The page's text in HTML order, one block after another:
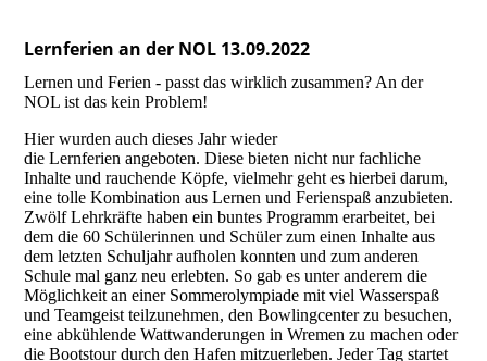
Lernferien an der NOL 13.09.2022
Lernen und Ferien - passt das wirklich zusammen? An der
NOL ist das kein Problem!
Hier wurden auch dieses Jahr wieder
die Lernferien angeboten. Diese bieten nicht nur fachliche
Inhalte und rauchende Köpfe, vielmehr geht es hierbei darum,
eine tolle Kombination aus Lernen und Ferienspaß anzubieten.
Zwölf Lehrkräfte haben ein buntes Programm erarbeitet, bei
dem die 60 Schülerinnen und Schüler zum einen Inhalte aus
dem letzten Schuljahr aufholen konnten und zum anderen
Schule mal ganz neu erlebten. So gab es unter anderem die
Möglichkeit an einer Sommerolympiade mit viel Wasserspaß
und Teamgeist teilzunehmen, den Bowlingcenter zu besuchen,
eine abkühlende Wattwanderungen in Wremen zu machen oder
die Bootstour durch den Hafen mitzuerleben. Jeder Tag startet